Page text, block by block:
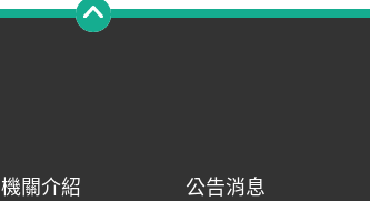
機關介紹 公告消息